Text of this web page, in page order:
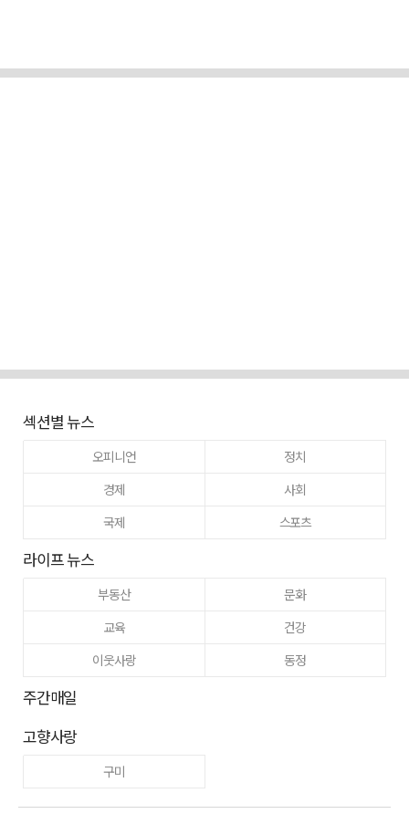
섹션별 뉴스
오피니언
정치
경제
사회
국제
스포츠
라이프 뉴스
부동산
문화
교육
건강
이웃사랑
동정
주간매일
고향사랑
구미